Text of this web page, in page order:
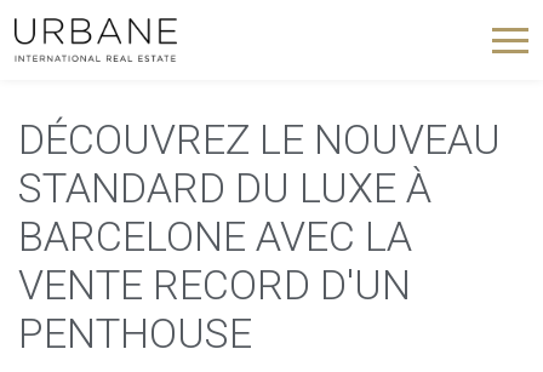
DÉCOUVREZ LE NOUVEAU
STANDARD DU LUXE À
BARCELONE AVEC LA
VENTE RECORD D'UN
PENTHOUSE